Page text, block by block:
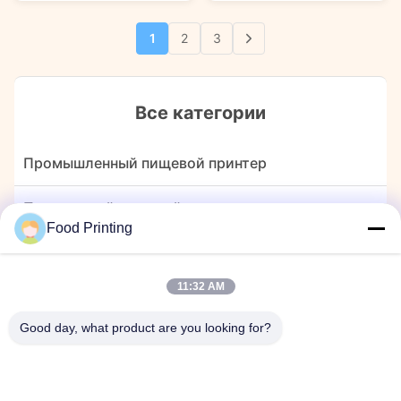
Blue Natural Edible Ink. This
colorant; it is a sophisticated
tool ...
color is perfect for adding a
sunny touch to macarons,
lattes, and pastries. Ideal for
bakeries ...
1 2 3
Все категории
Промышленный пищевой принтер
Планшетный пищевой принтер
Печатная машина для кофе
Печатная машина для конфет
Food Printing
11:32 AM
Good day, what product are you looking for?